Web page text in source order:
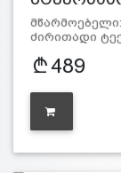
მწარმოებელი:
ძირითადი
489